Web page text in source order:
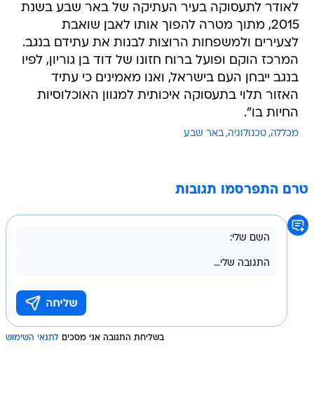
לאודר לתעסוקה בעיר העתיקה של באר שבע בשנת
2015, מתוך מטרה להפוך אותו לאבן שואבת
לצעירים ולמשפחות הרוצות לבנות את עתידם בנגב.
המרכז הוקם ופועל ברוח חזונו של דוד בן גוריון, לפיו
בנגב ייבחן העם בישראל, ואנו מאמינים כי עתיד
האזור תלוי בתעסוקה איכותית למגוון האוכלוסיות
החיות בו".
מכללה טכנולוגיה באר שבע
טרם התפרסמו תגובות
בשליחת התגובה אני מסכים לתנאי השימוש